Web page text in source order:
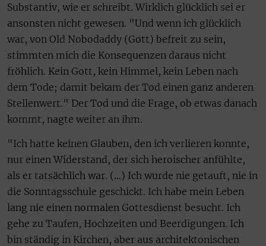
Substantiv, wie er schreibt. Wirklich glücklich sei er
ansonsten nicht gewesen. "Und wenn ich glücklich
war, von Old Nobodaddy (Gott) befreit zu sein,
stimmten mich die Konsequenzen daraus nicht
fröhlich. Kein Gott, kein Himmel, kein Leben nach
dem Tode; damit bekam der Tod einen ganz anderen
Stellenwert." Der Tod und die Frage, ob etwas danach
kommt, nagte weiter an ihm.
"Ich hatte keinen Glauben, den ich verlieren konnte,
nur einen Widerstand, der sich heroischer anfühlte,
als er tatsächlich war. (…) Ich wurde nie getauft, nie in
die Sonntagsschule geschickt. Ich habe mein Leben
lang nie einen normalen Gottesdienst besucht. Ich
gehe zu Taufen, Hochzeiten und Beerdigungen. Ich
bin ständig in Kirchen, aber aus architektonischen